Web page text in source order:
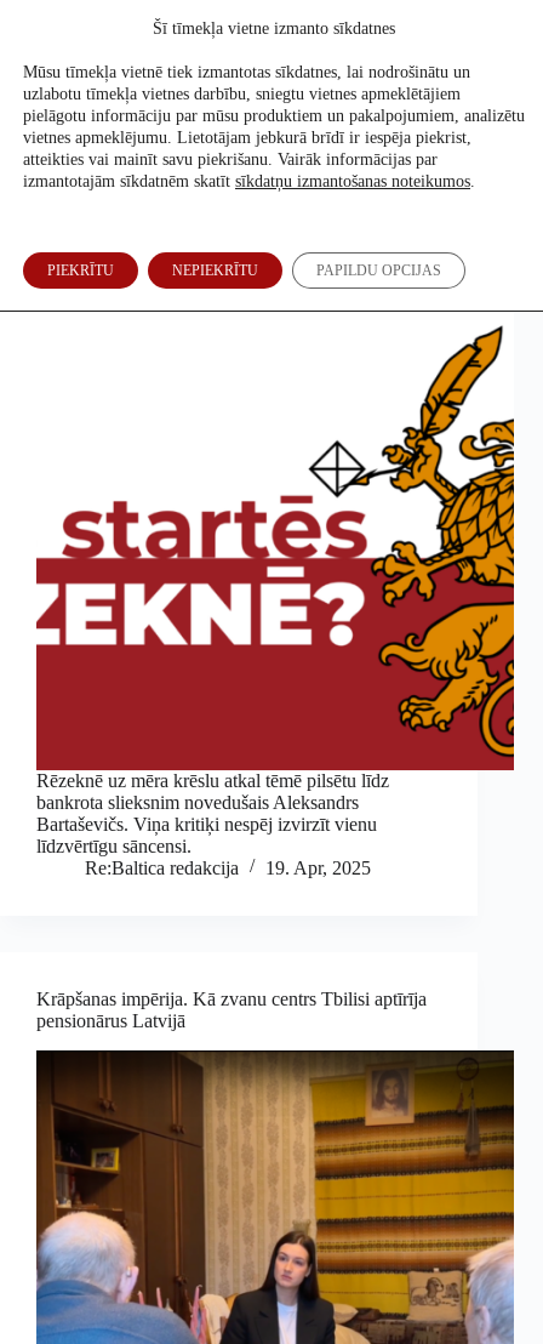
Atbalsti mūs
Arhīvs
Kas ir kas Rēzeknes vēlēšanās
Rēzeknē uz mēra krēslu atkal tēmē pilsētu līdz
bankrota slieksnim novedušais Aleksandrs
Bartaševičs. Viņa kritiķi nespēj izvirzīt vienu
līdzvērtīgu sāncensi.
Re:Baltica redakcija
19. Apr, 2025
Krāpšanas impērija. Kā zvanu centrs Tbilisi aptīrīja
pensionārus Latvijā
Šī tīmekļa vietne izmanto sīkdatnes
Mūsu tīmekļa vietnē tiek izmantotas sīkdatnes, lai nodrošinātu un
uzlabotu tīmekļa vietnes darbību, sniegtu vietnes apmeklētājiem
pielāgotu informāciju par mūsu produktiem un pakalpojumiem, analizētu
vietnes apmeklējumu. Lietotājam jebkurā brīdī ir iespēja piekrist,
atteikties vai mainīt savu piekrišanu. Vairāk informācijas par
izmantotajām sīkdatnēm skatīt sīkdatņu izmantošanas noteikumos.
PIEKRĪTU NEPIEKRĪTU PAPILDU OPCIJAS